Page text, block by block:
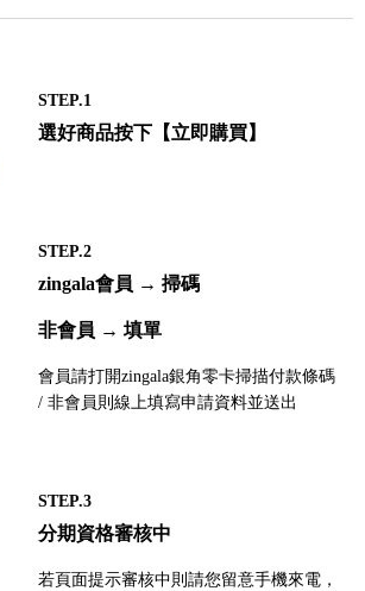
STEP.1
選好商品按下【立即購買】
STEP.2
zingala會員 → 掃碼
非會員 → 填單
會員請打開zingala銀角零卡掃描付款條碼
/ 非會員則線上填寫申請資料並送出
STEP.3
分期資格審核中
若頁面提示審核中則請您留意手機來電，